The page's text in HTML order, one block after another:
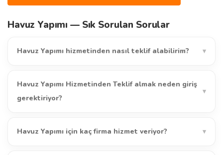
Havuz Yapımı — Sık Sorulan Sorular
Havuz Yapımı hizmetinden nasıl teklif alabilirim? ▾
Havuz Yapımı Hizmetinden Teklif almak neden giriş
gerektiriyor?
▾
Havuz Yapımı için kaç firma hizmet veriyor? ▾